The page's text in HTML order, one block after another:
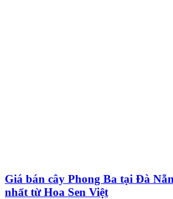
Giá bán cây Phong Ba tại Đà
nhất từ Hoa Sen Việt